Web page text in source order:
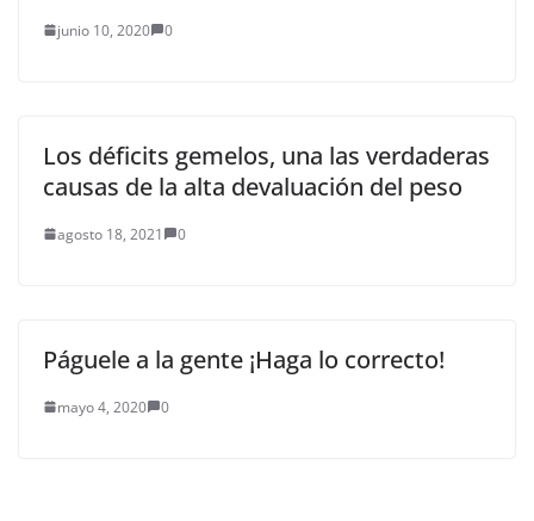
junio 10, 2020 0
Los déficits gemelos, una las verdaderas
causas de la alta devaluación del peso
agosto 18, 2021 0
Páguele a la gente ¡Haga lo correcto!
mayo 4, 2020 0